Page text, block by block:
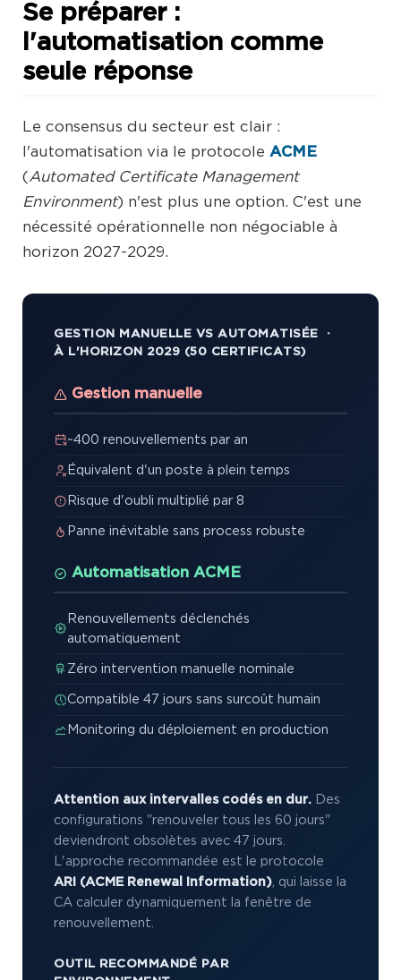
Se préparer :
l'automatisation comme
seule réponse
Le consensus du secteur est clair :
l'automatisation via le protocole ACME
(Automated Certificate Management
Environment) n'est plus une option. C'est une
nécessité opérationnelle non négociable à
horizon 2027-2029.
GESTION MANUELLE VS AUTOMATISÉE ·
À L'HORIZON 2029 (50 CERTIFICATS)
Gestion manuelle
~400 renouvellements par an
Équivalent d'un poste à plein temps
Risque d'oubli multiplié par 8
Panne inévitable sans process robuste
Automatisation ACME
Renouvellements déclenchés
automatiquement
Zéro intervention manuelle nominale
Compatible 47 jours sans surcoût humain
Monitoring du déploiement en production
Attention aux intervalles codés en dur. Des
configurations "renouveler tous les 60 jours"
deviendront obsolètes avec 47 jours.
L'approche recommandée est le protocole
ARI (ACME Renewal Information) , qui laisse la
CA calculer dynamiquement la fenêtre de
renouvellement.
OUTIL RECOMMANDÉ PAR